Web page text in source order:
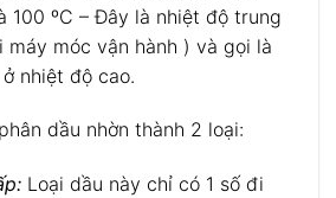
100 ºC – Đây là nhiệt độ trung
máy móc vận hành ) và gọi là
nhiệt độ cao.
dầu nhờn thành 2 loại:
Loại dầu này chỉ có 1 số đi